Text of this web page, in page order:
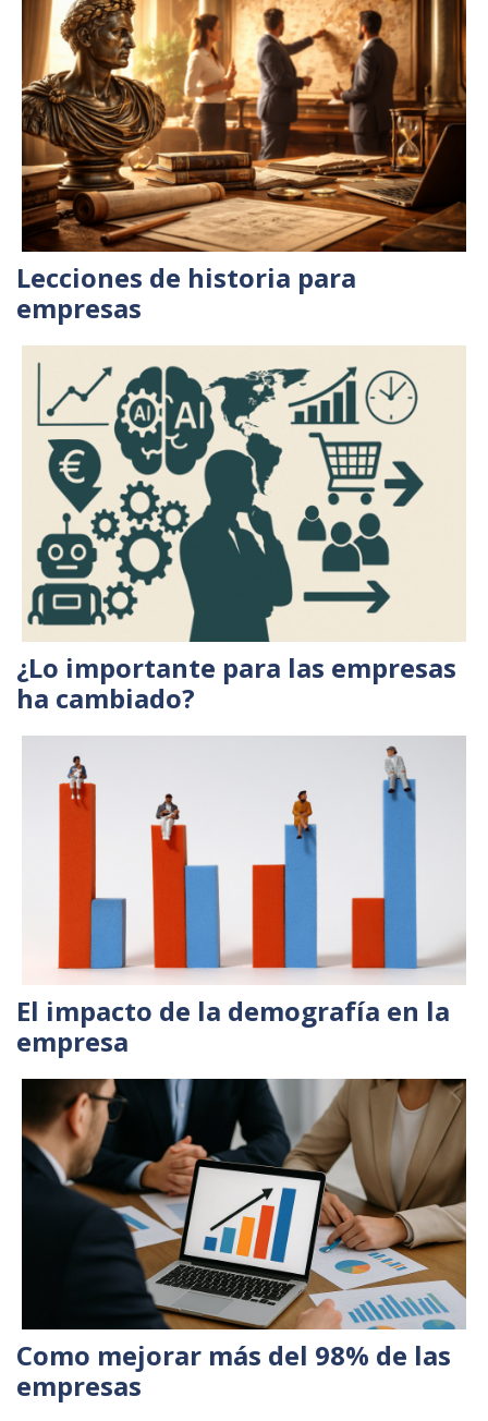
Lecciones de historia para
empresas
¿Lo importante para las empresas
ha cambiado?
El impacto de la demografía en la
empresa
Como mejorar más del 98% de las
empresas